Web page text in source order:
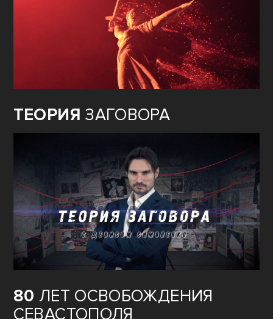
ТЕОРИЯ ЗАГОВОРА
80 ЛЕТ ОСВОБОЖДЕНИЯ
СЕВАСТОПОЛЯ